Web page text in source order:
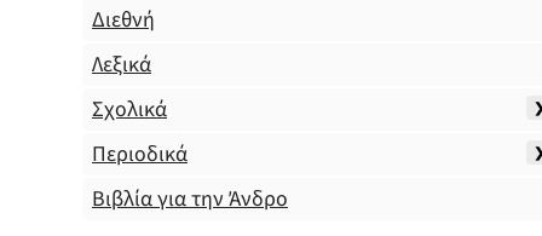
Διεθνή
Λεξικά
Σχολικά
Περιοδικά
Βιβλία για την Άνδρο